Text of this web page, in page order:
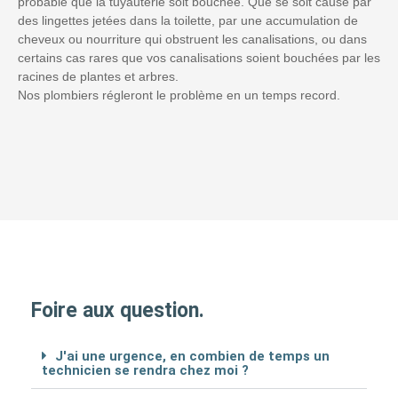
des lingettes jetées dans la toilette, par une accumulation de
cheveux ou nourriture qui obstruent les canalisations, ou dans
certains cas rares que vos canalisations soient bouchées par les
racines de plantes et arbres.
Nos plombiers régleront le problème en un temps record.
Foire aux question.
J'ai une urgence, en combien de temps un
technicien se rendra chez moi ?